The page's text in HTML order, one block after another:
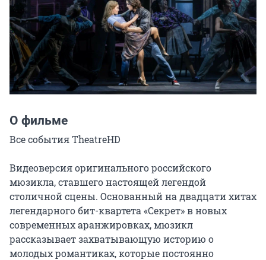
О фильме
Все события TheatreHD
Видеоверсия оригинального российского
мюзикла, ставшего настоящей легендой
столичной сцены. Основанный на двадцати хитах
легендарного бит-квартета «Секрет» в новых
современных аранжировках, мюзикл
рассказывает захватывающую историю о
молодых романтиках, которые постоянно